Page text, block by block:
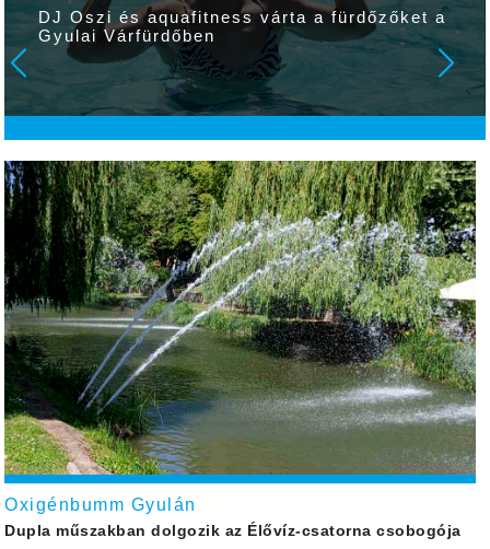
DJ Oszi és aquafitness várta a fürdőzőket a
Gyulai Várfürdőben
Oxigénbumm Gyulán
Dupla műszakban dolgozik az Élővíz-csatorna csobogója